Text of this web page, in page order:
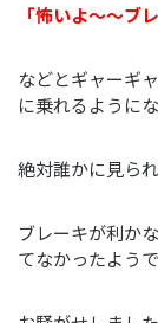
「怖いよ～～ブ
などとギャーギ
に乗れるように
絶対誰かに見ら
ブレーキが利か
てなかったよう